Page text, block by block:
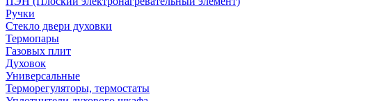
Ручки
Стекло двери духовки
Термопары
Газовых плит
Духовок
Универсальные
Терморегуляторы, термостаты